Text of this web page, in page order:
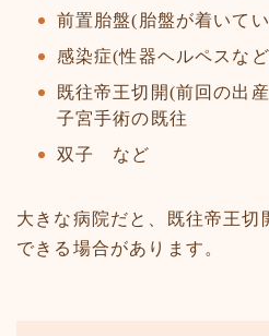
前置胎盤(胎盤が着いて
感染症(性器ヘルペスな
既往帝王切開(前回の出
子宮手術の既往
双子 など
大きな病院だと、既往帝王切
できる場合があります。